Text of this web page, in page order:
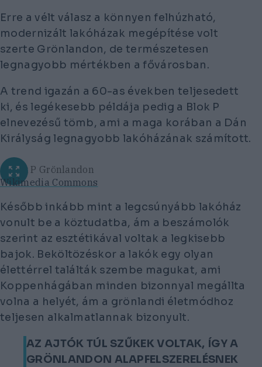
Erre a vélt válasz a könnyen felhúzható,
modernizált lakóházak megépítése volt
szerte Grönlandon, de természetesen
legnagyobb mértékben a fővárosban.
A trend igazán a 60-as években teljesedett
ki, és legékesebb példája pedig a Blok P
elnevezésű tömb, ami a maga korában a Dán
Királyság legnagyobb lakóházának számított.
a Blok P Grönlandon
Wikimedia Commons
Később inkább mint a legcsúnyább lakóház
vonult be a köztudatba, ám a beszámolók
szerint az esztétikával voltak a legkisebb
bajok. Beköltözéskor a lakók egy olyan
élettérrel találták szembe magukat, ami
Koppenhágában minden bizonnyal megállta
volna a helyét, ám a grönlandi életmódhoz
teljesen alkalmatlannak bizonyult.
AZ AJTÓK TÚL SZŰKEK VOLTAK, ÍGY A
GRÖNLANDON ALAPFELSZERELÉSNEK